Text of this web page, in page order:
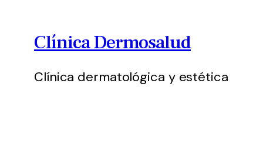
Clínica Dermosalud
Clínica dermatológica y estética